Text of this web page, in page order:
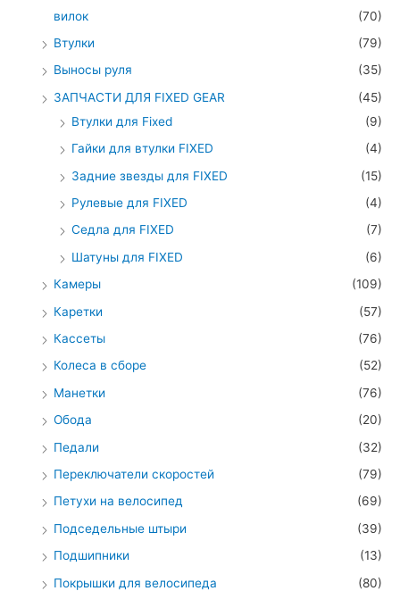
вилок
(70)
Втулки
(79)
Выносы руля
(35)
ЗАПЧАСТИ ДЛЯ FIXED GEAR
(45)
Втулки для Fixed
(9)
Гайки для втулки FIXED
(4)
Задние звезды для FIXED
(15)
Рулевые для FIXED
(4)
Седла для FIXED
(7)
Шатуны для FIXED
(6)
Камеры
(109)
Каретки
(57)
Кассеты
(76)
Колеса в сборе
(52)
Манетки
(76)
Обода
(20)
Педали
(32)
Переключатели скоростей
(79)
Петухи на велосипед
(69)
Подседельные штыри
(39)
Подшипники
(13)
Покрышки для велосипеда
(80)